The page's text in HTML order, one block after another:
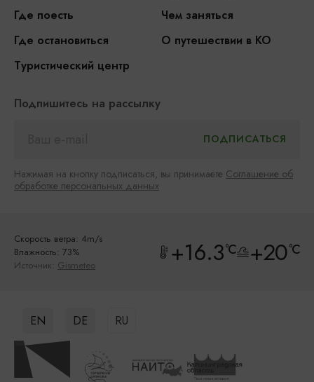
Где поесть
Чем заняться
Где остановиться
О путешествии в КО
Туристический центр
Подпишитесь на рассылку
Нажимая на кнопку подписаться, вы принимаете Соглашение об
обработке персональных данных
Скорость ветра: 4m/s
Влажность: 73%
Источник: Gismeteo +16.3°C +20°C
EN DE RU